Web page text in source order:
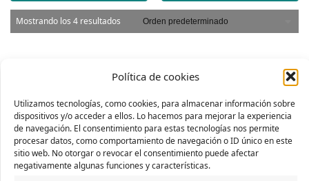
Política de cookies
Utilizamos tecnologías, como cookies, para almacenar información sobre
dispositivos y/o acceder a ellos. Lo hacemos para mejorar la experiencia
de navegación. El consentimiento para estas tecnologías nos permite
procesar datos, como comportamiento de navegación o ID único en este
sitio web. No otorgar o revocar el consentimiento puede afectar
negativamente algunas funciones y características.
Mostrando los 4 resultados
Formas de
pago: